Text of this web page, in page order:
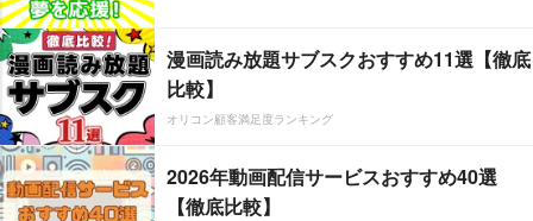
漫画読み放題サブスクおすすめ11選【徹底
比較】
オリコン顧客満足度ランキング
2026年動画配信サービスおすすめ40選
【徹底比較】